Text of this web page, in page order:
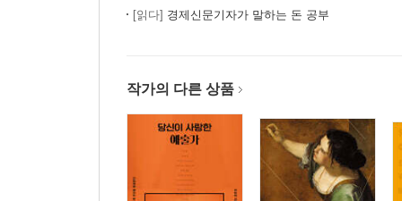
284 〈캡틴 마블〉에 너바나 음악이 나오는 이유
316 어둠을 수집한 보모 비비안 마이어
326 평생을 애도의 마음으로 에드바르 뭉크
[읽다] 경제신문기자가 말하는 돈 공부
작가의 다른 상품